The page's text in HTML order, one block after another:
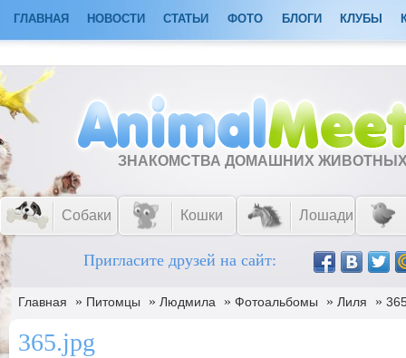
ГЛАВНАЯ НОВОСТИ СТАТЬИ ФОТО БЛОГИ КЛУБЫ
ЗНАКОМСТВА ДОМАШНИХ
Собаки Кошки Лошади
Пригласите друзей на сайт:
Главная » Питомцы » Людмила » Фотоальбомы » Лиля »
365.jpg